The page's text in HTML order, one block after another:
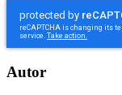
Autor